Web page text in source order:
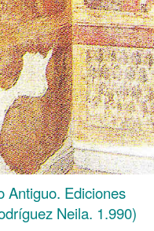
Antiguo. Ediciones
Neila. 1.990)